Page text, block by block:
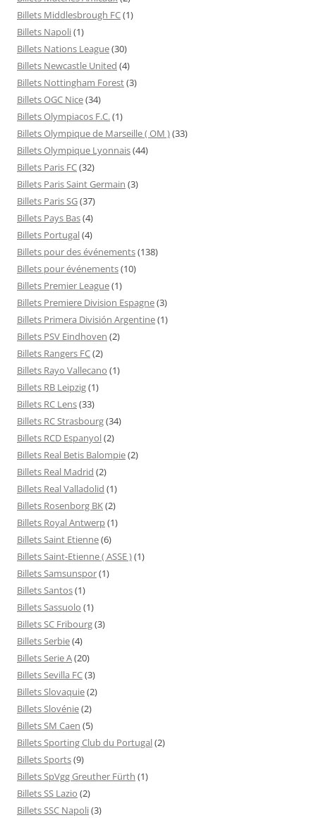
Billets Middlesbrough FC(1)
Billets Napoli(1)
Billets Nations League(30)
Billets Newcastle United (4)
Billets Nottingham Forest(3)
Billets OGC Nice(34)
Billets Olympiacos F.C.(1)
Billets Olympique de Marseille ( OM )(33)
Billets Olympique Lyonnais(44)
Billets Paris FC(32)
Billets Paris Saint Germain (3)
Billets Paris SG(37)
Billets Pays Bas(4)
Billets Portugal(4)
Billets pour des événements(138)
Billets pour événements(10)
Billets Premier League(1)
Billets Premiere Division Espagne(3)
Billets Primera División Argentine(1)
Billets PSV Eindhoven (2)
Billets Rangers FC(2)
Billets Rayo Vallecano (1)
Billets RB Leipzig(1)
Billets RC Lens(33)
Billets RC Strasbourg(34)
Billets RCD Espanyol(2)
Billets Real Betis Balompie(2)
Billets Real Madrid (2)
Billets Real Valladolid (1)
Billets Rosenborg BK(2)
Billets Royal Antwerp(1)
Billets Saint Etienne(6)
Billets Saint-Etienne ( ASSE )(1)
Billets Samsunspor(1)
Billets Santos(1)
Billets Sassuolo (1)
Billets SC Fribourg(3)
Billets Serbie(4)
Billets Serie A(20)
Billets Sevilla FC(3)
Billets Slovaquie(2)
Billets Slovénie(2)
Billets SM Caen (5)
Billets Sporting Club du Portugal(2)
Billets Sports(9)
Billets SpVgg Greuther Fürth (1)
Billets SS Lazio (2)
Billets SSC Napoli(3)